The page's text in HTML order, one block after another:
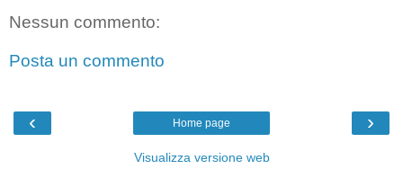
Nessun commento:
Posta un commento
‹ ›
Home page
Visualizza versione web